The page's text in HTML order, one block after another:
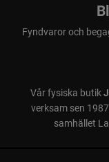
Fyndvaror och
Vår fysiska butik
verksam sen
samhället